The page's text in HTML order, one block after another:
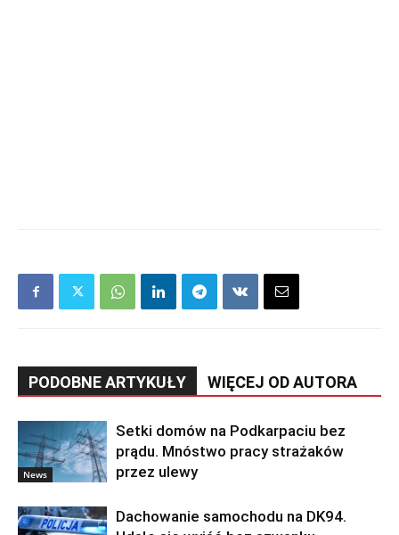
PODOBNE ARTYKUŁY WIĘCEJ OD AUTORA
News
Setki domów na Podkarpaciu bez
prądu. Mnóstwo pracy strażaków
przez ulewy
Dachowanie samochodu na DK94.